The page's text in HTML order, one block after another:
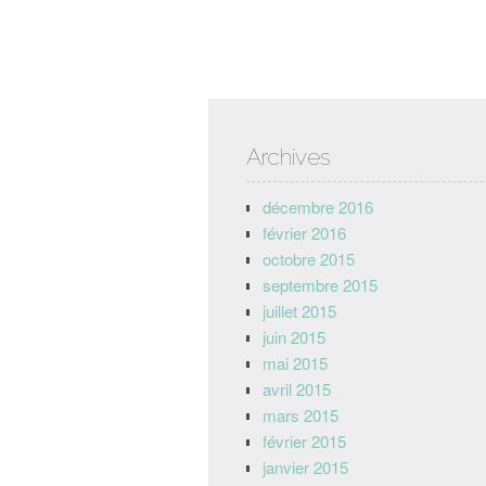
Archives
décembre 2016
février 2016
octobre 2015
septembre 2015
juillet 2015
juin 2015
mai 2015
avril 2015
mars 2015
février 2015
janvier 2015